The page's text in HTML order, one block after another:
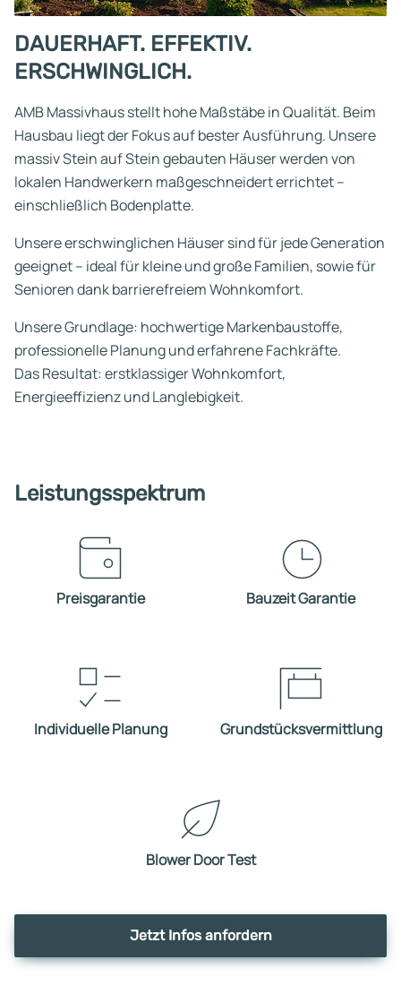
DAUERHAFT. EFFEKTIV.
ERSCHWINGLICH.
AMB Massivhaus stellt hohe Maßstäbe in Qualität. Beim
Hausbau liegt der Fokus auf bester Ausführung. Unsere
massiv Stein auf Stein gebauten Häuser werden von
lokalen Handwerkern maßgeschneidert errichtet –
einschließlich Bodenplatte.
Unsere erschwinglichen Häuser sind für jede Generation
geeignet – ideal für kleine und große Familien, sowie für
Senioren dank barrierefreiem Wohnkomfort.
Unsere Grundlage: hochwertige Markenbaustoffe,
professionelle Planung und erfahrene Fachkräfte.
Das Resultat: erstklassiger Wohnkomfort,
Energieeffizienz und Langlebigkeit.
Leistungsspektrum
Preisgarantie Bauzeit Garantie
Individuelle Planung Grundstücksvermittlung
Blower Door Test
Jetzt Infos anfordern